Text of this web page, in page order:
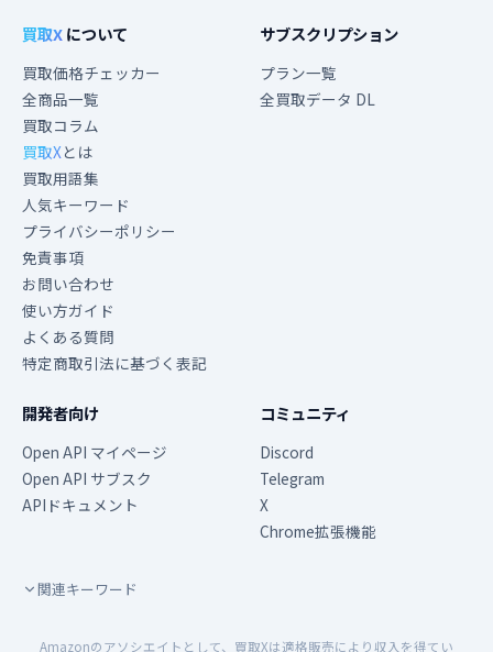
買取Xについて
買取価格チェッカー
全商品一覧
買取コラム
買取Xとは
買取用語集
人気キーワード
プライバシーポリシー
免責事項
お問い合わせ
使い方ガイド
よくある質問
特定商取引法に基づく表記
サブスクリプション
プラン一覧
全買取データ DL
開発者向け
Open API マイページ
Open API サブスク
APIドキュメント
コミュニティ
Discord
Telegram
X
Chrome拡張機能
関連キーワード
Amazonのアソシエイトとして、買取Xは適格販売により収入を得てい